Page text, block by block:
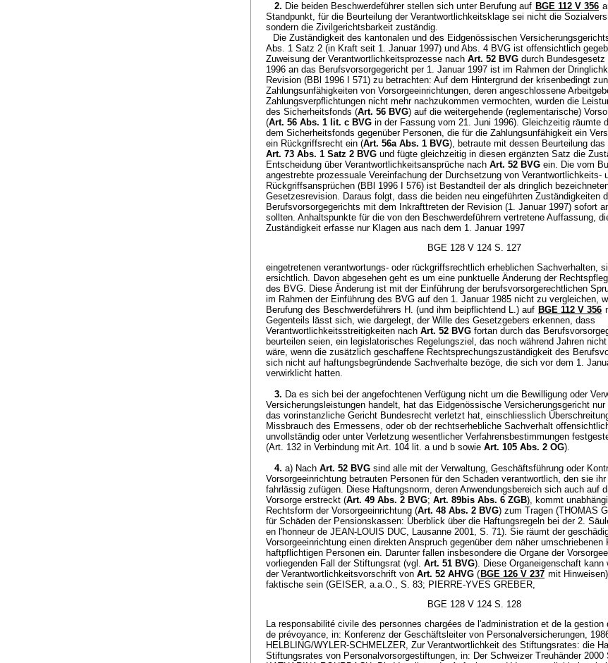
2. Die beiden Beschwerdeführer stellen sich unter Berufung auf BGE 112 V 356
Standpunkt, für die Beurteilung der Verantwortlichkeitsklage sei nicht die
sondern die Zivilgerichtsbarkeit zuständig.
Die Zuständigkeit des kantonalen und des Eidgenössischen
Abs. 1 Satz 2 (in Kraft seit 1. Januar 1997) und Abs. 4 BVG ist offensichtlich
Zuweisung der Verantwortlichkeitsprozesse nach Art. 52 BVG durch
1996 an das Berufsvorsorgegericht per 1. Januar 1997 ist im Rahmen der
Revision (BBl 1996 I 571) zu betrachten: Auf dem Hintergrund der krisenbedingt
Zahlungsunfähigkeiten von Vorsorgeeinrichtungen, deren angeschlossene
Zahlungsverpflichtungen nicht mehr nachzukommen vermochten, wurden die
des Sicherheitsfonds (Art. 56 BVG) auf die weitergehende (reglementarische)
(Art. 56 Abs. 1 lit. c BVG in der Fassung vom 21. Juni 1996). Gleichzeitig räumte
dem Sicherheitsfonds gegenüber Personen, die für die Zahlungsunfähigkeit ein
ein Rückgriffsrecht ein (Art. 56a Abs. 1 BVG), betraute mit dessen Beurteilung
Art. 73 Abs. 1 Satz 2 BVG und fügte gleichzeitig in diesen ergänzten Satz die
Entscheidung über Verantwortlichkeitsansprüche nach Art. 52 BVG ein. Die vom
angestrebte prozessuale Vereinfachung der Durchsetzung von Verantwortlichkeits-
Rückgriffsansprüchen (BBl 1996 I 576) ist Bestandteil der als dringlich
Gesetzesrevision. Daraus folgt, dass die beiden neu eingeführten Zuständigkeiten
Berufsvorsorgegerichts mit dem Inkrafttreten der Revision (1. Januar 1997) sofort
sollten. Anhaltspunkte für die von den Beschwerdeführern vertretene Auffassung,
Zuständigkeit erfasse nur Klagen aus nach dem 1. Januar 1997
BGE 128 V 124 S. 127
eingetretenen verantwortungs- oder rückgriffsrechtlich erheblichen Sachverhalten,
ersichtlich. Davon abgesehen geht es um eine punktuelle Änderung der
des BVG. Diese Änderung ist mit der Einführung der berufsvorsorgerechtlichen
im Rahmen der Einführung des BVG auf den 1. Januar 1985 nicht zu vergleichen,
Berufung des Beschwerdeführers H. (und ihm beipflichtend L.) auf BGE 112 V 356
Gegenteils lässt sich, wie dargelegt, der Wille des Gesetzgebers erkennen, dass
Verantwortlichkeitsstreitigkeiten nach Art. 52 BVG fortan durch das
beurteilen seien, ein legislatorisches Regelungsziel, das noch während Jahren
wäre, wenn die zusätzlich geschaffene Rechtsprechungszuständigkeit des
sich nicht auf haftungsbegründende Sachverhalte bezöge, die sich vor dem 1.
verwirklicht hatten.
3. Da es sich bei der angefochtenen Verfügung nicht um die Bewilligung oder
Versicherungsleistungen handelt, hat das Eidgenössische Versicherungsgericht
das vorinstanzliche Gericht Bundesrecht verletzt hat, einschliesslich
Missbrauch des Ermessens, oder ob der rechtserhebliche Sachverhalt
unvollständig oder unter Verletzung wesentlicher Verfahrensbestimmungen
(Art. 132 in Verbindung mit Art. 104 lit. a und b sowie Art. 105 Abs. 2 OG).
4. a) Nach Art. 52 BVG sind alle mit der Verwaltung, Geschäftsführung oder
Vorsorgeeinrichtung betrauten Personen für den Schaden verantwortlich, den sie
fahrlässig zufügen. Diese Haftungsnorm, deren Anwendungsbereich sich auch auf
Vorsorge erstreckt (Art. 49 Abs. 2 BVG; Art. 89bis Abs. 6 ZGB), kommt
Rechtsform der Vorsorgeeinrichtung (Art. 48 Abs. 2 BVG) zum Tragen (THOMAS
für Schäden der Pensionskassen: Überblick über die Haftungsregeln bei der 2.
en l'honneur de JEAN-LOUIS DUC, Lausanne 2001, S. 71). Sie räumt der
Vorsorgeeinrichtung einen direkten Anspruch gegenüber dem näher umschriebenen
haftpflichtigen Personen ein. Darunter fallen insbesondere die Organe der
vorliegenden Fall der Stiftungsrat (vgl. Art. 51 BVG). Diese Organeigenschaft kann
der Verantwortlichkeitsvorschrift von Art. 52 AHVG ( BGE 126 V 237 mit
faktische sein (GEISER, a.a.O., S. 83; PIERRE-YVES GREBER,
BGE 128 V 124 S. 128
La responsabilité civile des personnes chargées de l'administration et de la gestion
de prévoyance, in: Konferenz der Geschäftsleiter von Personalversicherungen,
HELBLING/WYLER-SCHMELZER, Zur Verantwortlichkeit des Stiftungsrates: die
Stiftungsrates von Personalvorsorgestiftungen, in: Der Schweizer Treuhänder 2000